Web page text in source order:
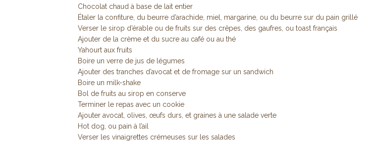
Chocolat chaud à base de lait entier
Étaler la confiture, du beurre d’arachide, miel, margarine, ou du beurre sur du pain grillé
Verser le sirop d’érable ou de fruits sur des crêpes, des gaufres, ou toast français
Ajouter de la crème et du sucre au café ou au thé
Yahourt aux fruits
Boire un verre de jus de légumes
Ajouter des tranches d’avocat et de fromage sur un sandwich
Boire un milk-shake
Bol de fruits au sirop en conserve
Terminer le repas avec un cookie
Ajouter avocat, olives, œufs durs, et graines à une salade verte
Hot dog, ou pain à l’ail
Verser les vinaigrettes crémeuses sur les salades